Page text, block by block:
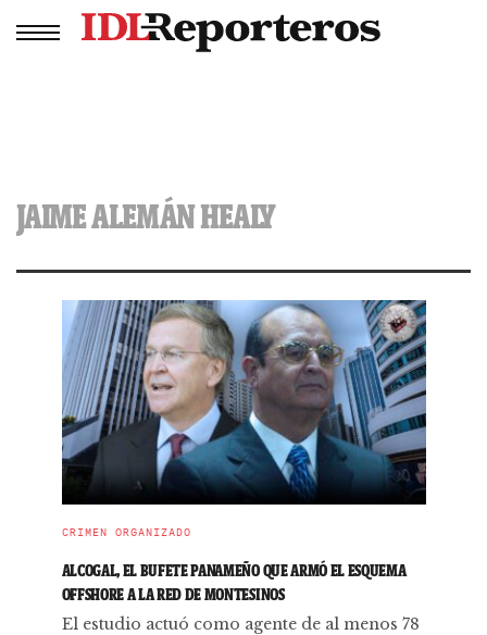
JAIME ALEMÁN HEALY
CRIMEN ORGANIZADO
ALCOGAL, EL BUFETE PANAMEÑO QUE ARMÓ EL ESQUEMA
OFFSHORE A LA RED DE MONTESINOS
El estudio actuó como agente de al menos 78